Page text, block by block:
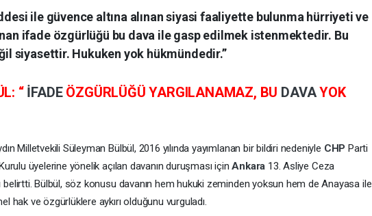
ile güvence altına alınan siyasi faaliyette bulunma hürriyeti ve
ifade özgürlüğü bu dava ile gasp edilmek istenmektedir. Bu
siyasettir. Hukuken yok hükmündedir.”
“ İFADE ÖZGÜRLÜĞÜ YARGILANAMAZ, BU DAVAYOK
Milletvekili Süleyman Bülbül, 2016 yılında yayımlanan bir bildiri nedeniyle CHP Parti
üyelerine yönelik açılan davanın duruşması içinAnkara 13. Asliye Ceza
belirtti. Bülbül, söz konusu davanın hem hukuki zeminden yoksun hem de Anayasa ile
hak ve özgürlüklere aykırı olduğunu vurguladı.